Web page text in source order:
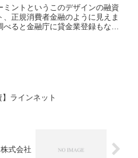
ミントというこのデザインの融資
、正規消費者金融のように見えま
べると金融庁に貸金業登録もなし
】ラインネット
式会社